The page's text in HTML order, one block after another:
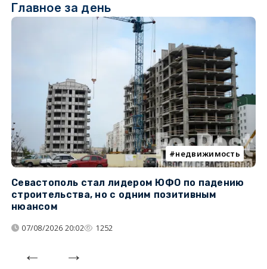
Главное за день
недвижимость
Севастополь стал лидером ЮФО по падению
строительства, но с одним позитивным
нюансом
07/08/2026 20:02 1252